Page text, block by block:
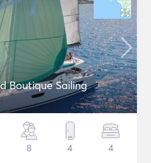
Boutique Sailing
8 4 4